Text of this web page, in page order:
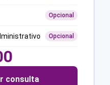
Opcional
Opcional
consulta